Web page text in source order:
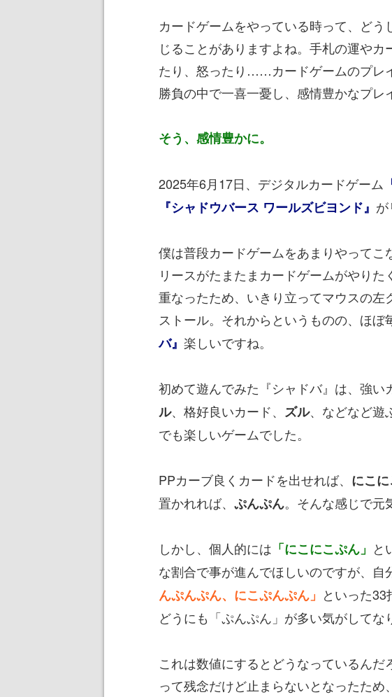
カードゲームをやっている時って、ど
じることがありますよね。手札の運や
たり、怒ったり……カードゲームのプレ
勝負の中で一喜一憂し、感情豊かなプレ
そう、感情豊かに。
2025年6月17日、デジタルカードゲーム
『シャドウバース ワールズビヨンド』 が
僕は普段カードゲームをあまりやってこ
リースがたまたまカードゲームがやりた
重なったため、いきり立ってマウスの左
ストール。それからというものの、ほぼ
バ』 楽しいですね。
初めて遊んでみた『シャドバ』は、強い
ル、格好良いカード、 ズル、などなど遊
でも楽しいゲームでした。
PPカーブ良くカードを出せれば、 にこに
置かれれば、 ぷんぷん。そんな感じで元
しかし、個人的には 「にこにこぷん」 と
な割合で事が進んでほしいのですが、自
んぷんぷん、にこぷんぷん」 といった33
どうにも「ぷんぷん」が多い気がしてな
これは数値にするとどうなっているん
って残念だけど止まらないとなったため